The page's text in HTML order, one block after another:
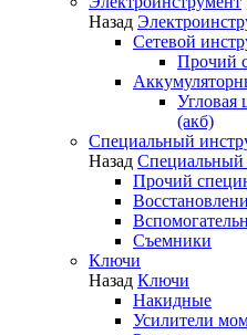
Назад
Сетевой
Прочий
(акб)
Специальный
Назад Специальный
Прочий
Съемники
Ключи
Назад Ключи
Накидные
Усилители